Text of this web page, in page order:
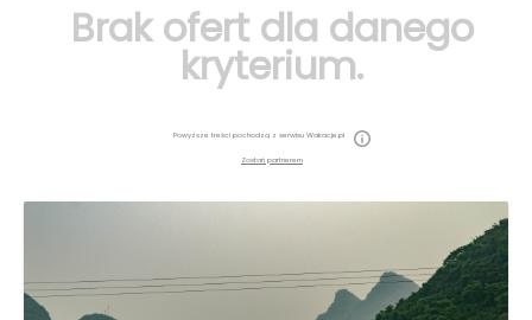
Brak ofert dla danego
kryterium.
Powyższe treści pochodzą z serwisu Wakacje.pl
Zostań partnerem